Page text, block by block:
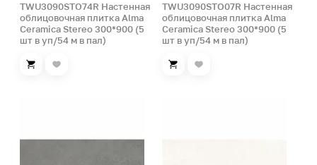
TWU3090STO74R Настенная
облицовочная плитка Alma
Ceramica Stereo 300*900 (5
шт в уп/54 м в пал)
TWU3090STO07R Настенная
облицовочная плитка Alma
Ceramica Stereo 300*900 (5
шт в уп/54 м в пал)